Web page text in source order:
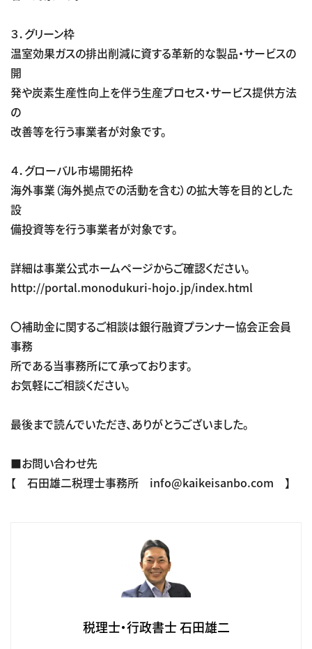
３．グリーン枠
温室効果ガスの排出削減に資する革新的な製品・サービスの
開
発や炭素生産性向上を伴う生産プロセス・サービス提供方法
の
改善等を行う事業者が対象です。
４．グローバル市場開拓枠
海外事業（海外拠点での活動を含む）の拡大等を目的とした
設
備投資等を行う事業者が対象です。
詳細は事業公式ホームページからご確認ください。
http://portal.monodukuri-hojo.jp/index.html
〇補助金に関するご相談は銀行融資プランナー協会正会員
事務
所である当事務所にて承っております。
お気軽にご相談ください。
最後まで読んでいただき、ありがとうございました。
■お問い合わせ先
【 石田雄二税理士事務所 info@kaikeisanbo.com 】
税理士・行政書士 石田雄二